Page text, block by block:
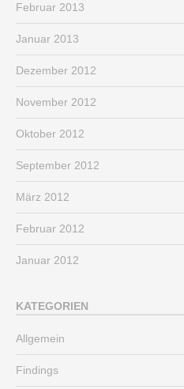
Februar 2013
Januar 2013
Dezember 2012
November 2012
Oktober 2012
September 2012
März 2012
Februar 2012
Januar 2012
KATEGORIEN
Allgemein
Findings